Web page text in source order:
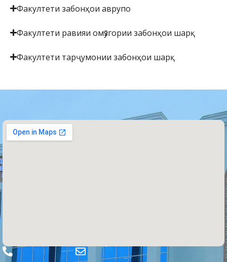
Факултети забонҳои аврупо
Факултети равияи омӯзгории забонҳои шарқ
Факултети тарҷумонии забонҳои шарқ